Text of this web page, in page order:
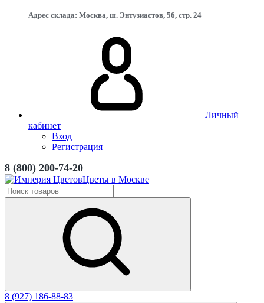
Адрес склада: Москва, ш. Энтузиастов, 56, стр. 24
Личный
кабинет
Вход
Регистрация
8 (800) 200-74-20
Цветы в Москве
8 (927) 186-88-83